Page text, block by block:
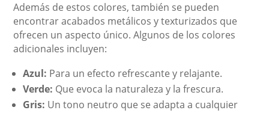
Además de estos colores, también se pueden
encontrar acabados metálicos y texturizados que
ofrecen un aspecto único. Algunos de los colores
adicionales incluyen:
Azul: Para un efecto refrescante y relajante.
Verde: Que evoca la naturaleza y la frescura.
Gris: Un tono neutro que se adapta a cualquier